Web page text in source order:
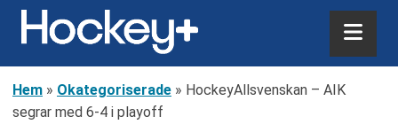
Hem » Okategoriserade » HockeyAllsvenskan – AIK
segrar med 6-4 i playoff